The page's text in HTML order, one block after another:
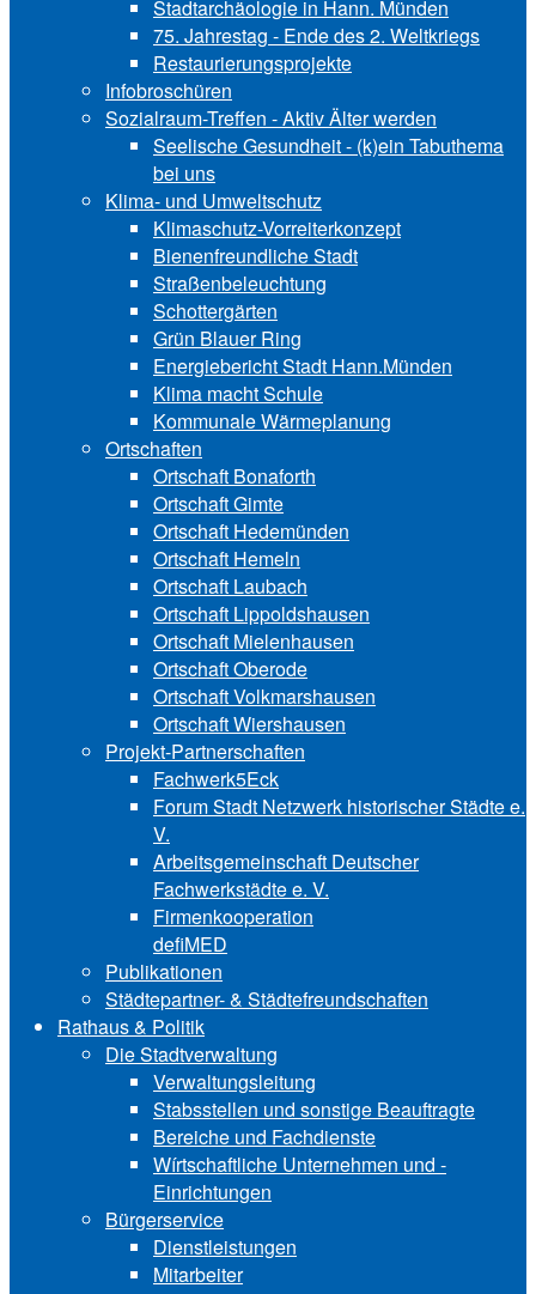
Stadtarchäologie in Hann. Münden
75. Jahrestag - Ende des 2. Weltkriegs
Restaurierungsprojekte
Infobroschüren
Sozialraum-Treffen - Aktiv Älter werden
Seelische Gesundheit - (k)ein Tabuthema
bei uns
Klima- und Umweltschutz
Klimaschutz-Vorreiterkonzept
Bienenfreundliche Stadt
Straßenbeleuchtung
Schottergärten
Grün Blauer Ring
Energiebericht Stadt Hann.Münden
Klima macht Schule
Kommunale Wärmeplanung
Ortschaften
Ortschaft Bonaforth
Ortschaft Gimte
Ortschaft Hedemünden
Ortschaft Hemeln
Ortschaft Laubach
Ortschaft Lip‍polds‍hau‍sen
Ortschaft Mielenhausen
Ortschaft Oberode
Ortschaft Volk‍mars‍hau‍sen
Ortschaft Wiershausen
Projekt-Partnerschaften
Fachwerk5Eck
Forum Stadt Netzwerk historischer Städte e.
V.
Arbeitsgemeinschaft Deutscher
Fachwerkstädte e. V.
Firmenkooperation
defiMED
Publikationen
Städtepartner- & Städtefreundschaften
Rathaus & Politik
Die Stadtverwaltung
Verwaltungsleitung
Stabsstellen und ­sonstige Beauftragte
Bereiche und ­Fachdienste
Wírtschaftliche ­Unternehmen und ­
Einrichtungen
Bürgerservice
Dienstleistungen
Mitarbeiter